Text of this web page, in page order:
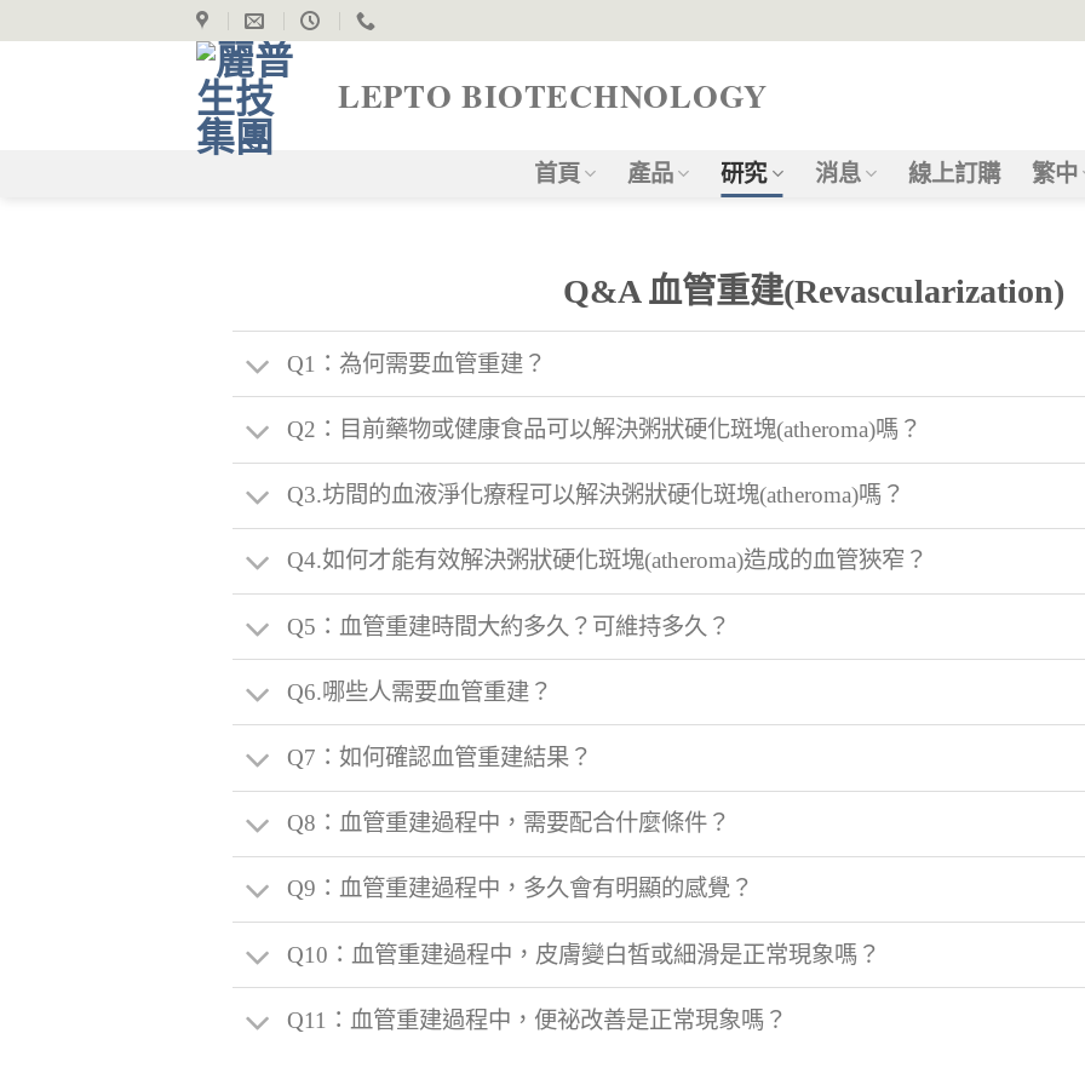
LEPTO BIOTECHNOLOGY
首頁 產品 研究 消息 線上訂購 繁中
Q&A 血管重建(Revascularization)
Q1：為何需要血管重建？
Q2：目前藥物或健康食品可以解決粥狀硬化斑塊(atheroma)嗎？
Q3.坊間的血液淨化療程可以解決粥狀硬化斑塊(atheroma)嗎？
Q4.如何才能有效解決粥狀硬化斑塊(atheroma)造成的血管狹窄？
Q5：血管重建時間大約多久？可維持多久？
Q6.哪些人需要血管重建？
Q7：如何確認血管重建結果？
Q8：血管重建過程中，需要配合什麼條件？
Q9：血管重建過程中，多久會有明顯的感覺？
Q10：血管重建過程中，皮膚變白皙或細滑是正常現象嗎？
Q11：血管重建過程中，便祕改善是正常現象嗎？